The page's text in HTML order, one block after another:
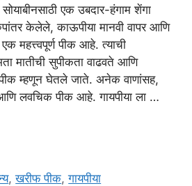
सोयाबीनसाठी एक उबदार-हंगाम शेंगा
केलेले, काऊपीया मानवी वापर आणि
एक महत्त्वपूर्ण पीक आहे. त्याची
मातीची सुपीकता वाढवते आणि
पीक म्हणून घेतले जाते. अनेक वाणांसह,
लवचिक पीक आहे. गायपीया ला …
,खरीफ पीक,गायपीया